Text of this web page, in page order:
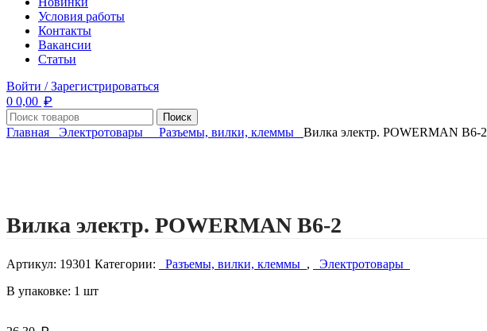
Условия работы
Контакты
Вакансии
Статьи
Войти / Зарегистрироваться
0 0,00 ₽
Поиск
Главная Электротовары Разъемы, вилки, клеммы Вилка электр. POWERMAN В6-2
Вилка электр. POWERMAN В6-2
Артикул: 19301 Категории: Разъемы, вилки, клеммы ,
Электротовары
В упаковке: 1 шт